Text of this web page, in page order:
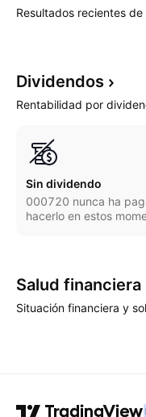
Resultados recientes
Dividendos
Rentabilidad por
Sin dividendo
000720 nunca ha
hacerlo en estos
Salud financiera
Situación financiera y